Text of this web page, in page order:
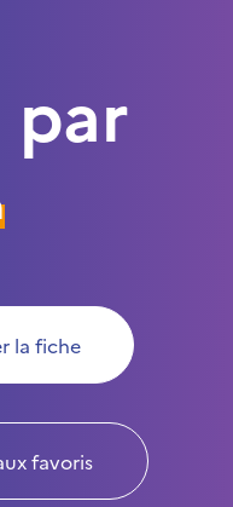
par
la fiche
favoris